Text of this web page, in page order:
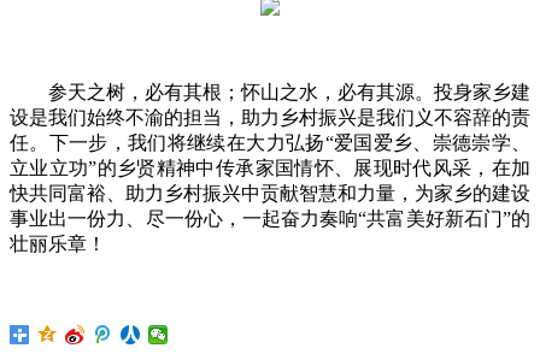
参天之树，必有其根；怀山之水，必有其源。投身家乡建
设是我们始终不渝的担当，助力乡村振兴是我们义不容辞的责
任。下一步，我们将继续在大力弘扬“爱国爱乡、崇德崇学、
立业立功”的乡贤精神中传承家国情怀、展现时代风采，在加
快共同富裕、助力乡村振兴中贡献智慧和力量，为家乡的建设
事业出一份力、尽一份心，一起奋力奏响“共富美好新石门”的
壮丽乐章！